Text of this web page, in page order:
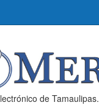
de Tamaulipas.